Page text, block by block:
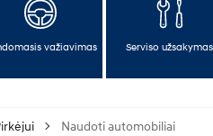
važiavimas Serviso užsakymas
Naudoti automobiliai